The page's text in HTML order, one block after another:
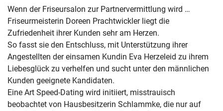
Wenn der Friseursalon zur Partnervermittlung wird …
Friseurmeisterin Doreen Prachtwickler liegt die
Zufriedenheit ihrer Kunden sehr am Herzen.
So fasst sie den Entschluss, mit Unterstützung ihrer
Angestellten der einsamen Kundin Eva Herzeleid zu ihrem
Liebesglück zu verhelfen und sucht unter den männlichen
Kunden geeignete Kandidaten.
Eine Art Speed-Dating wird initiiert, misstrauisch
beobachtet von Hausbesitzerin Schlammke, die nur auf